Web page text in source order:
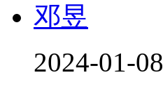
邓昱
2024-01-08